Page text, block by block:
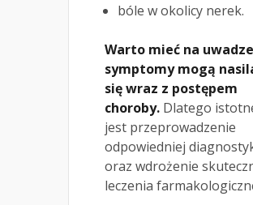
bóle w okolicy nerek.
Warto mieć na
symptomy mogą
się wraz z postępem
choroby. Dlatego
jest przeprowadzenie
odpowiedniej
oraz wdrożenie
leczenia